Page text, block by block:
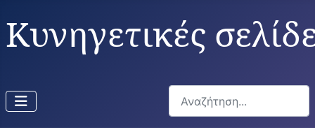
Κυνηγετικές
Αναζήτηση...